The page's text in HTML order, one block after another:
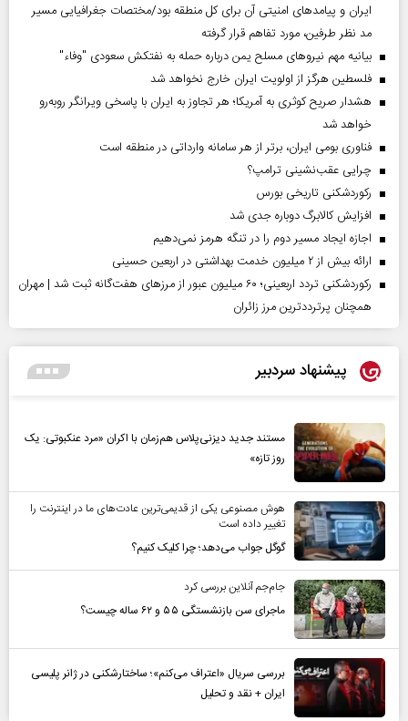
ایران و پیامد‌های امنیتی آن برای کل منطقه بود/مختصات جغرافیایی مسیر
مد نظر طرفین، مورد تفاهم قرار گرفته
بیانیه مهم نیروهای مسلح یمن درباره حمله به نفتکش سعودی "وفاء"
فلسطین هرگز از اولویت ایران خارج نخواهد شد
هشدار صریح کوثری به آمریکا؛ هر تجاوز به ایران با پاسخی ویرانگر روبه‌رو
خواهد شد
فناوری بومی ایران، برتر از هر سامانه وارداتی در منطقه است
چرایی عقب‌نشینی ترامپ؟
رکوردشکنی تاریخی بورس
افزایش کالابرگ دوباره جدی شد
اجازه ایجاد مسیر دوم را در تنگه هرمز نمی‌دهیم
ارائه بیش از ۲ میلیون خدمت بهداشتی در اربعین حسینی
رکوردشکنی تردد اربعینی؛ ۶۰ میلیون عبور از مرزهای هفت‌گانه ثبت شد | مهران
همچنان پرترددترین مرز زائران
پیشنهاد سردبیر
مستند جدید دیزنی‌پلاس هم‌زمان با اکران «مرد عنکبوتی: یک
روز تازه»
هوش مصنوعی یکی از قدیمی‌ترین عادت‌های ما در اینترنت را
تغییر داده است
گوگل جواب می‌دهد؛ چرا کلیک کنیم؟
جام‌جم آنلاین بررسی کرد
ماجرای سن بازنشستگی ۵۵ و ۶۲ ساله چیست؟
بررسی سریال «اعتراف می‌کنم»؛ ساختارشکنی در ژانر پلیسی
ایران + نقد و تحلیل